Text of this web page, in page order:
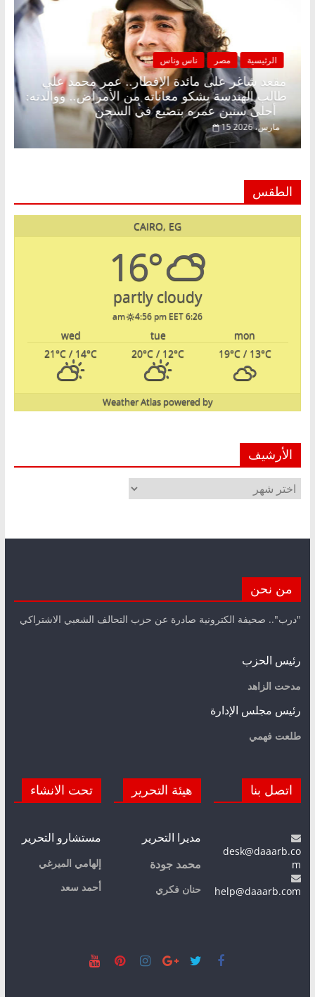
الرئيسية مصر ناس وناس
مقعد شاغر على مائدة الإفطار.. عمر محمد
طالب الهندسة يشكو معاناته من الأمراض..
أحلى سنين عمره بتضيع في السجن
15 مارس، 2026
رمضان.. د.
حلم
الطقس
CAIRO, EG
16°
partly cloudy
6:26 am
4:56 pm EET
mon
tue
wed
19°C/ 13°C
20°C / 12°C
21°C / 14°C
powered by
Weather Atlas
الأرشيف
الأرشيف
من نحن
"درب".. صحيفة الكترونية صادرة عن حزب التحالف الشعبي الاشتراكي
رئيس الحزب
مدحت الزاهد
رئيس مجلس الإدارة
طلعت فهمي
اتصل بنا
desk@daaarb.co
m
help@daaarb.com
هيئة التحرير
مديرا التحرير
محمد جودة
حنان فكري
تحت الانشاء
مستشارو التحرير
إلهامي الميرغي
أحمد سعد